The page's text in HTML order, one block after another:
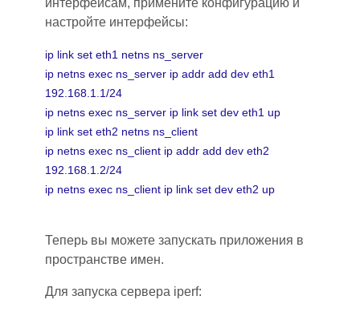
настройте интерфейсы:
ip link set eth1 netns ns_server
ip netns exec ns_server ip addr add dev eth1
192.168.1.1/24
ip netns exec ns_server ip link set dev eth1 up
ip link set eth2 netns ns_client
ip netns exec ns_client ip addr add dev eth2
192.168.1.2/24
ip netns exec ns_client ip link set dev eth2 up
Теперь вы можете запускать приложения в
пространстве имен.
Для запуска сервера iperf: